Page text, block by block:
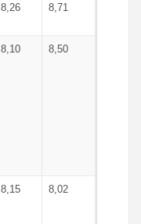
8,26 8,71
8,10 8,50
8,15 8,02